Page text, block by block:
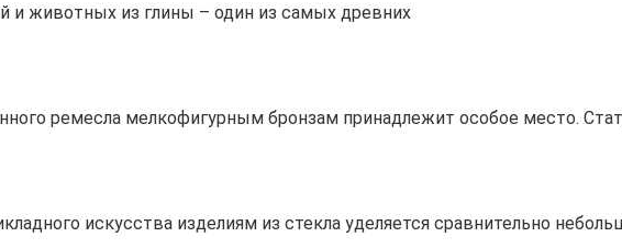
и животных из глины – один из самых древних
ремесла мелкофигурным бронзам принадлежит особое место.
искусства изделиям из стекла уделяется сравнительно